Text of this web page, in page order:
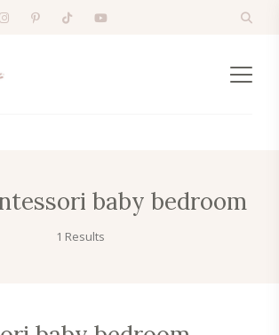
baby bedroom
1 Results